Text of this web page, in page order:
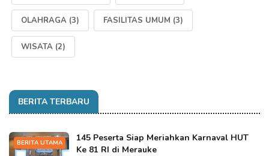
OLAHRAGA (3) FASILITAS UMUM (3)
WISATA (2)
BERITA TERBARU
BERITA UTAMA
145 Peserta Siap Meriahkan Karnaval HUT
Ke 81 RI di Merauke